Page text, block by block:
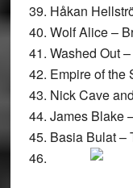
39. Håkan
40. Wolf Alice –
41. Washed Out
42. Empire of the
43. Nick Cave
44. James Blake
45. Basia Bulat –
46.